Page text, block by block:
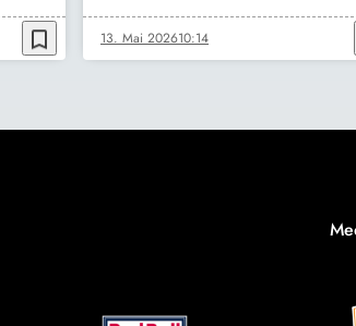
bookmark_border 13. Mai 202610:14